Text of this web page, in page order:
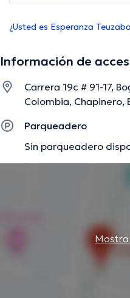
¿Usted es Esperanza
Información de
Carrera 19c # 91-17,
Colombia, Chapinero,
Parqueadero
Sin parqueadero